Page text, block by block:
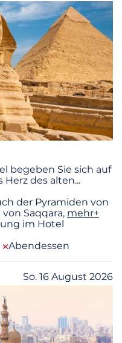
begeben Sie sich auf
Herz des alten...
der Pyramiden von
Saqqara, mehr+
im Hotel
Abendessen
So. 16 August 2026